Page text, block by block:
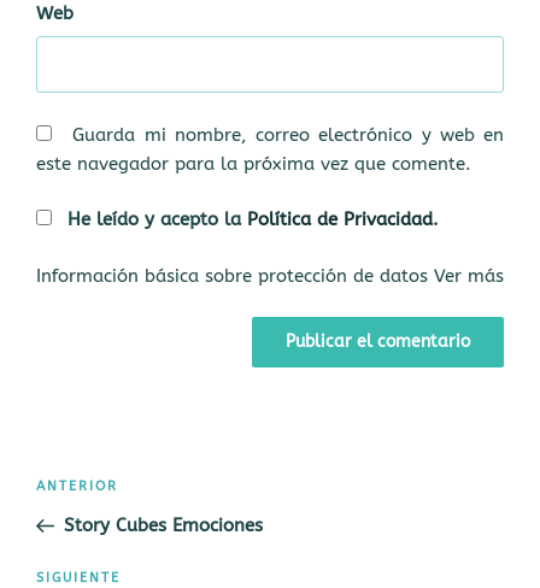
Web
Guarda mi nombre, correo electrónico y web en
este navegador para la próxima vez que comente.
He leído y acepto la Política de Privacidad.
Información básica sobre protección de datos Ver más
Navegación
entradas
Entrada
anterior:
ANTERIOR
Story Cubes Emociones
Siguiente
SIGUIENTE